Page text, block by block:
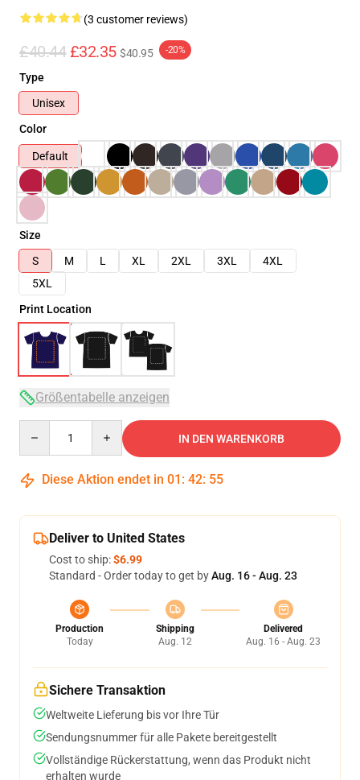
(3 customer reviews)
£40.44 £32.35 $40.95 -20%
Type
Unisex
Color
Default
Size
S
M L XL 2XL 3XL
4XL
5XL
Print Location
Größentabelle anzeigen
IN DEN WARENKORB
Diese Aktion endet in 01 : 42: 54
Deliver to United States
Cost to ship:$6.99
Standard - Order today to get byAug. 16 - Aug. 23
Production
Today
Shipping
Aug. 12
Delivered
Aug. 16 - Aug. 23
Sichere Transaktion
Weltweite Lieferung bis vor Ihre Tür
Sendungsnummer für alle Pakete bereitgestellt
Vollständige Rückerstattung, wenn das Produkt nicht
erhalten wurde